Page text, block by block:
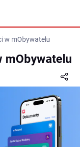
w mObywatelu
mObywatelu